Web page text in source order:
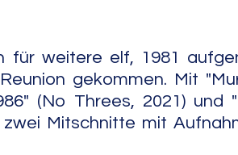
für weitere elf, 1981
gekommen. Mit
(No Threes, 2021) und
zwei Mitschnitte mit